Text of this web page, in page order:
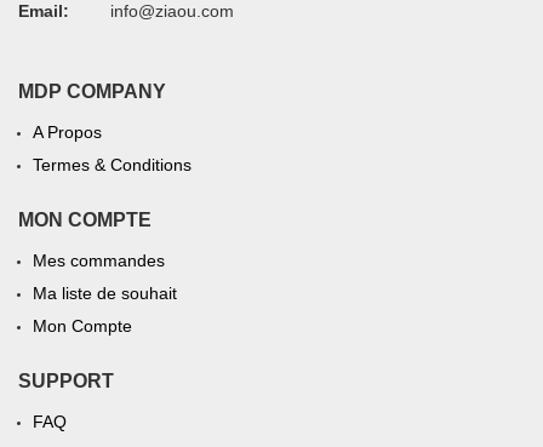
Email:
info@ziaou.com
MDP COMPANY
A Propos
Termes & Conditions
MON COMPTE
Mes commandes
Ma liste de souhait
Mon Compte
SUPPORT
FAQ